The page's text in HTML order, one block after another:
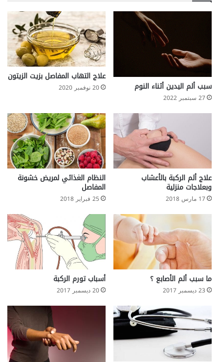
ر
ن
ي
ت
ا
م
ت
ا
ب
أ
م
ر
ا
ك
ل
ي
سبب ألم اليدين أثناء النوم
27 سبتمبر 2022
علاج التهاب المفاصل بزيت الزيتون
20 نوفمبر 2020
علاج ألم الركبة بالأعشاب
وبعلاجات منزلية
17 مارس 2018
النظام الغذائي لمريض خشونة
المفاصل
25 فبراير 2018
ما سبب ألم الأصابع ؟
23 ديسمبر 2017
أسباب تورم الركبة
20 ديسمبر 2017